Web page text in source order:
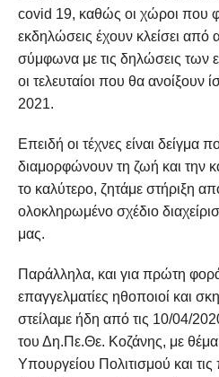
covid 19, καθώς οι χώροι που
εκδηλώσεις έχουν κλείσει από
σύμφωνα με τις δηλώσεις των
οι τελευταίοι που θα ανοίξουν
2021.
Επειδή οι τέχνες είναι δείγμα
διαμορφώνουν τη ζωή και την
το καλύτερο, ζητάμε στήριξη
ολοκληρωμένο σχέδιο
μας.
Παράλληλα, και για πρώτη
επαγγελματίες ηθοποιοί και
στείλαμε ήδη από τις 10/04/
του Δη.Πε.Θε. Κοζάνης, με θέμα
Υπουργείου Πολιτισμού και